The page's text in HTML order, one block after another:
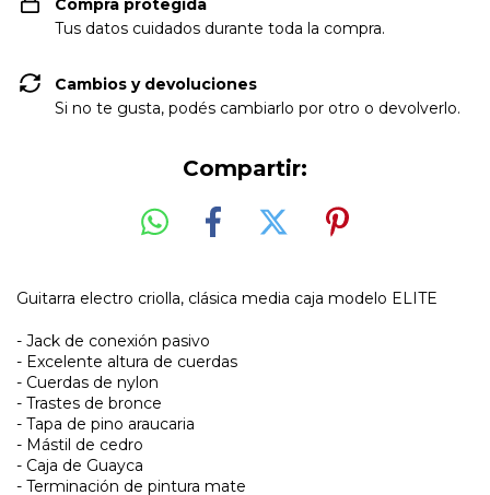
Compra protegida
Tus datos cuidados durante toda la compra.
Cambios y devoluciones
Si no te gusta, podés cambiarlo por otro o devolverlo.
Compartir:
Guitarra electro criolla, clásica media caja modelo ELITE
- Jack de conexión pasivo
- Excelente altura de cuerdas
- Cuerdas de nylon
- Trastes de bronce
- Tapa de pino araucaria
- Mástil de cedro
- Caja de Guayca
- Terminación de pintura mate